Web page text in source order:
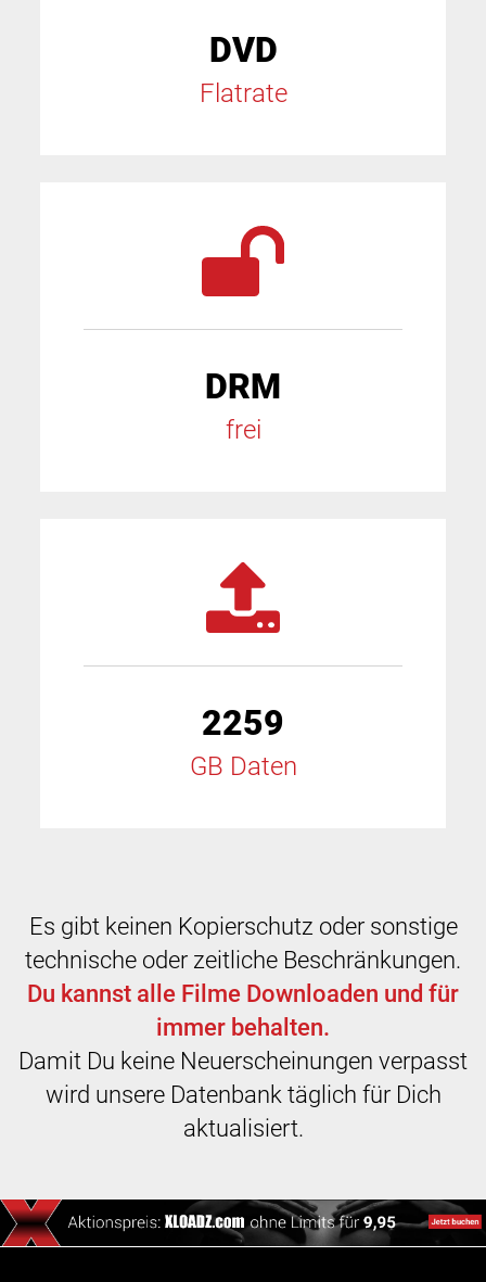
DVD
Flatrate
DRM
frei
2259
GB Daten
Es gibt keinen Kopierschutz oder sonstige
technische oder zeitliche Beschränkungen.
Du kannst alle Filme Downloaden und für
immer behalten.
Damit Du keine Neuerscheinungen verpasst
wird unsere Datenbank täglich für Dich
aktualisiert.